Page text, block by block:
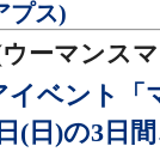
プス)
ーマンス
イベント「
(日)の3日